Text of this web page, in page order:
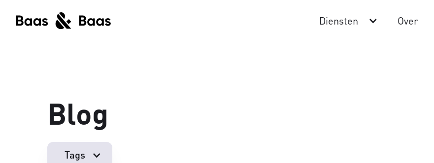
Diensten Over
Blog
Tags